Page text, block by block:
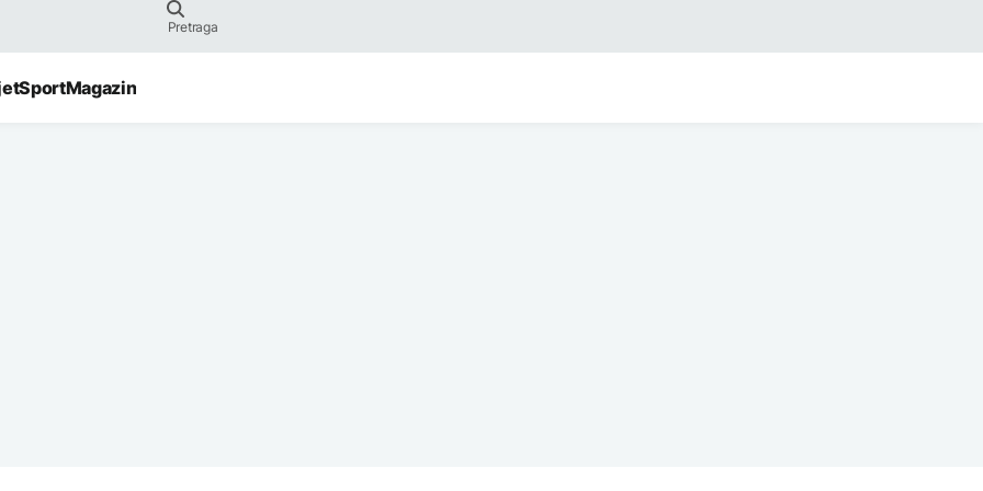
SportMagazin